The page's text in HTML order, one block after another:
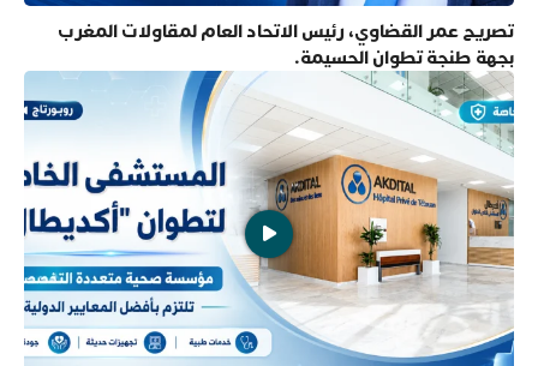
تصريح عمر القضاوي، رئيس الاتحاد العام لمقاولات المغرب
بجهة طنجة تطوان الحسيمة.